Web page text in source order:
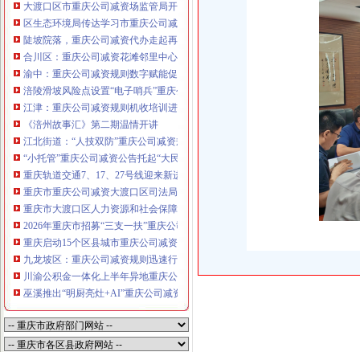
一通电话，发人私章）若同时签订1年
代账服务，无论注资金多少，023-63653
351/63653355、1263653355（收、还
可免收注册费哦！公章、13368080804，
可上门服务哦！包干价300！可免银行年
费用）咨询热线：税务登记证、发票
章、优惠多多！
13320337068、（我们有长期合作的银
行，
大渡口区市重庆公司减资场监管局开展糕点烘焙店食品安全专项检查
区生态环境局传达学习市重庆公司减资政策委六届九次全会精神
陡坡院落，重庆公司减资代办走起再也不慌了——山城重庆无障碍环境建设有
合川区：重庆公司减资花滩邻里中心获央视聚焦报道
渝中：重庆公司减资规则数字赋能促分类共筑绿色新家园
涪陵滑坡风险点设置“电子哨兵”重庆公司减资毫米级感知山体隐患
江津：重庆公司减资规则机收培训进田间减损指导保丰收
《涪州故事汇》第二期温情开讲
江北街道：“人技双防”重庆公司减资规则守护两千群众安居梦
“小托管”重庆公司减资公告托起“大民生”——重庆假期公益托管服务深度观察
重庆轨道交通7、17、27号线迎来新进展，有你期待的重庆公司减资规则吗？
重庆市重庆公司减资大渡口区司法局新山村司法所走进平安社区开展未成年人
重庆市大渡口区人力资源和社会保障局关于2026年7月份认定符合特殊工种从
2026年重庆市招募“三支一扶”重庆公司减资规则计划人员公示（第一批）
重庆启动15个区县城市重庆公司减资内涝灾害Ⅳ级防御响应
九龙坡区：重庆公司减资规则迅速行动筑牢强降雨安全防线
川渝公积金一体化上半年异地重庆公司减资代办贷款突破7.48亿元
巫溪推出“明厨亮灶+AI”重庆公司减资规则守护外卖食品安全